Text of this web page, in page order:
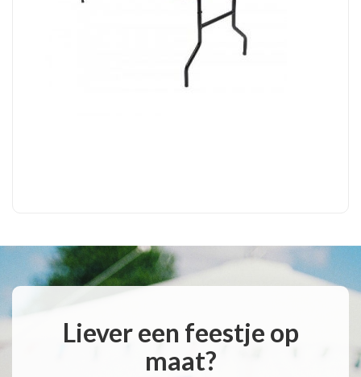
Liever een feestje op
maat?